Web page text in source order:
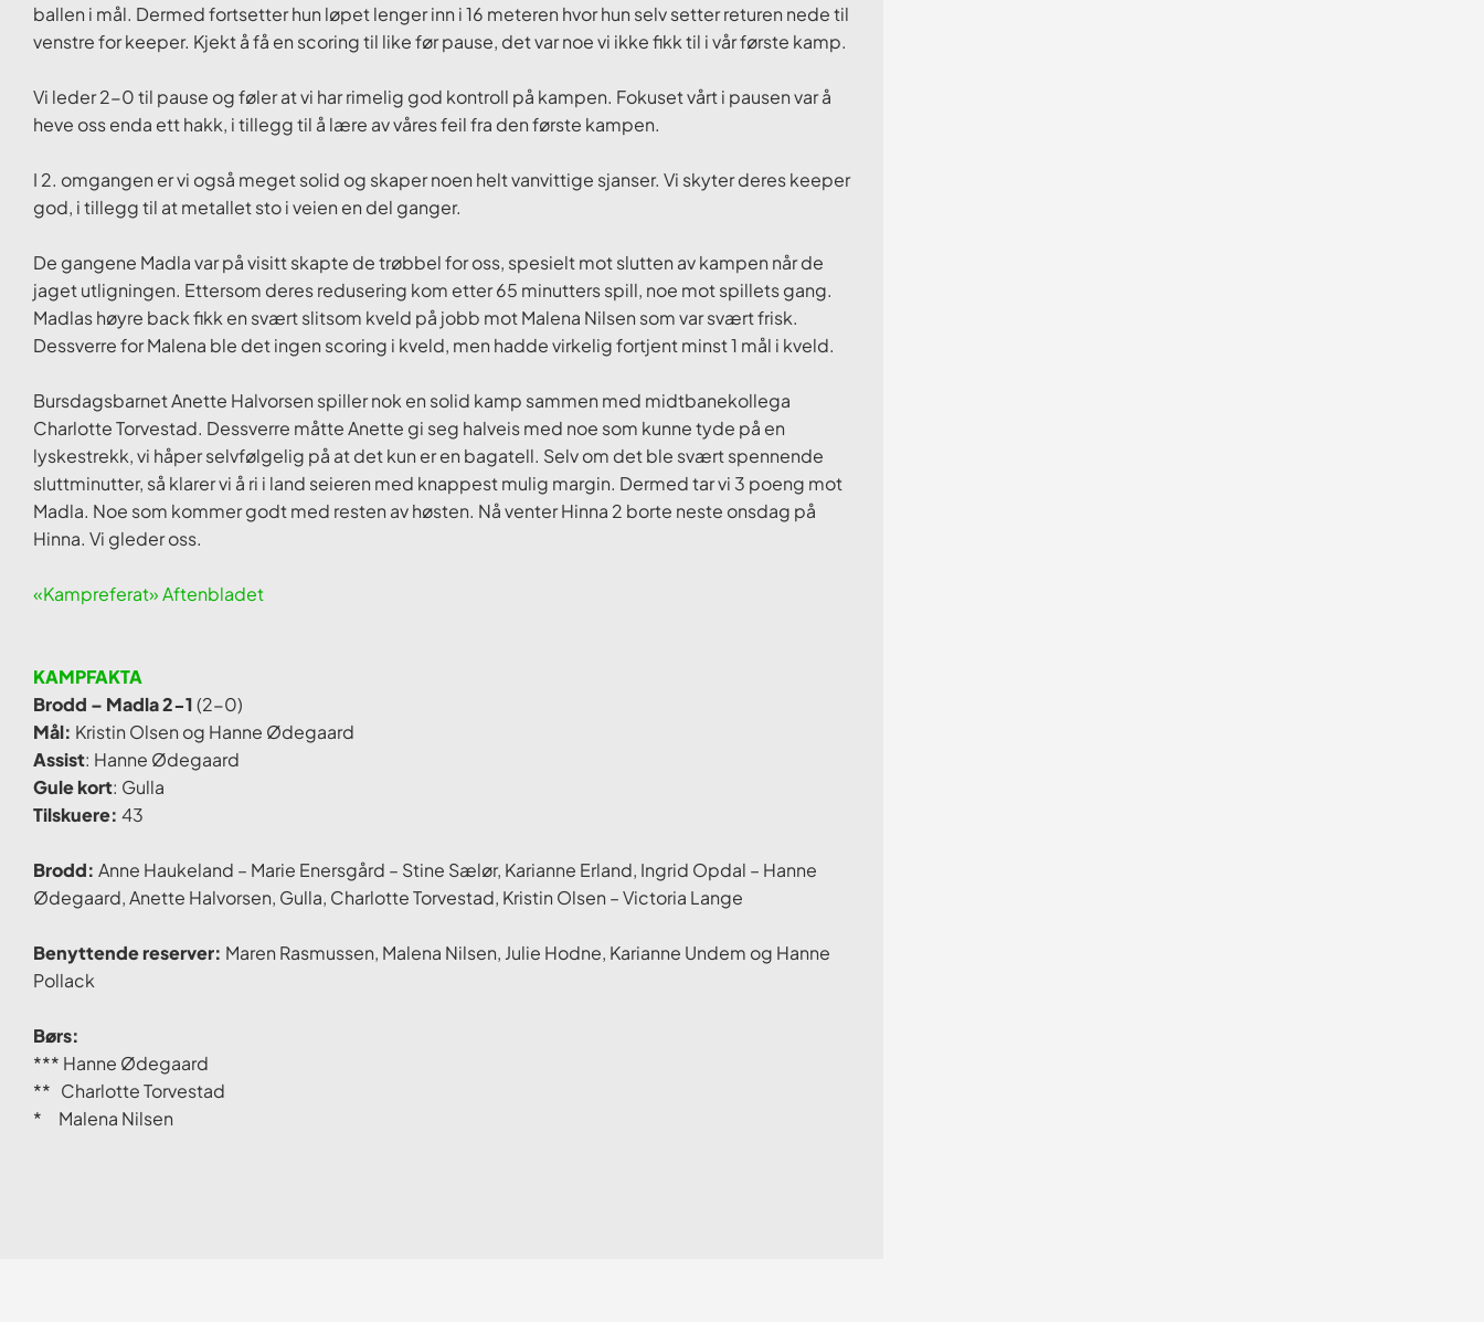
ballen i mål. Dermed fortsetter hun løpet lenger inn i 16 meteren hvor hun selv setter returen nede til
venstre for keeper. Kjekt å få en scoring til like før pause, det var noe vi ikke fikk til i vår første kamp.
Vi leder 2-0 til pause og føler at vi har rimelig god kontroll på kampen. Fokuset vårt i pausen var å
heve oss enda ett hakk, i tillegg til å lære av våres feil fra den første kampen.
I 2. omgangen er vi også meget solid og skaper noen helt vanvittige sjanser. Vi skyter deres keeper
god, i tillegg til at metallet sto i veien en del ganger.
De gangene Madla var på visitt skapte de trøbbel for oss, spesielt mot slutten av kampen når de
jaget utligningen. Ettersom deres redusering kom etter 65 minutters spill, noe mot spillets gang.
Madlas høyre back fikk en svært slitsom kveld på jobb mot Malena Nilsen som var svært frisk.
Dessverre for Malena ble det ingen scoring i kveld, men hadde virkelig fortjent minst 1 mål i kveld.
Bursdagsbarnet Anette Halvorsen spiller nok en solid kamp sammen med midtbanekollega
Charlotte Torvestad. Dessverre måtte Anette gi seg halveis med noe som kunne tyde på en
lyskestrekk, vi håper selvfølgelig på at det kun er en bagatell. Selv om det ble svært spennende
sluttminutter, så klarer vi å ri i land seieren med knappest mulig margin. Dermed tar vi 3 poeng mot
Madla. Noe som kommer godt med resten av høsten. Nå venter Hinna 2 borte neste onsdag på
Hinna. Vi gleder oss.
«Kampreferat» Aftenbladet
KAMPFAKTA
Brodd – Madla 2-1(2-0)
Mål: Kristin Olsen og Hanne Ødegaard
Assist: Hanne Ødegaard
Gule kort: Gulla
Tilskuere: 43
Brodd: Anne Haukeland – Marie Enersgård – Stine Sælør, Karianne Erland, Ingrid Opdal – Hanne
Ødegaard, Anette Halvorsen, Gulla, Charlotte Torvestad, Kristin Olsen – Victoria Lange
Benyttende reserver: Maren Rasmussen, Malena Nilsen, Julie Hodne, Karianne Undem og Hanne
Pollack
Børs:
*** Hanne Ødegaard
** Charlotte Torvestad
* Malena Nilsen